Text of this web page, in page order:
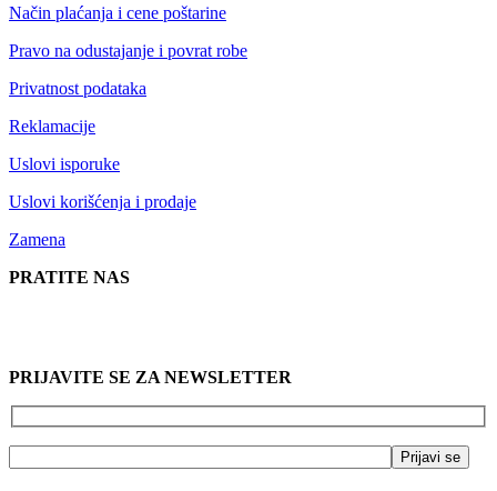
Način plaćanja i cene poštarine
Pravo na odustajanje i povrat robe
Privatnost podataka
Reklamacije
Uslovi isporuke
Uslovi korišćenja i prodaje
Zamena
PRATITE NAS
PRIJAVITE SE ZA NEWSLETTER